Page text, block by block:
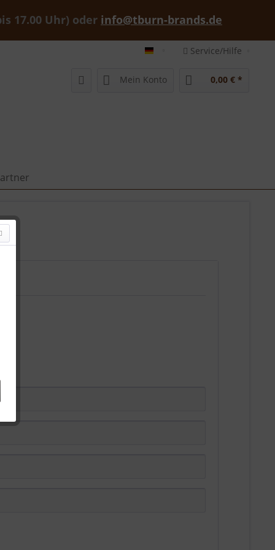
17.00 Uhr) oder info@tburn-brands.de
tburn-brands-shop deutsch
Service/Hilfe
Mein Konto 0,00 € *